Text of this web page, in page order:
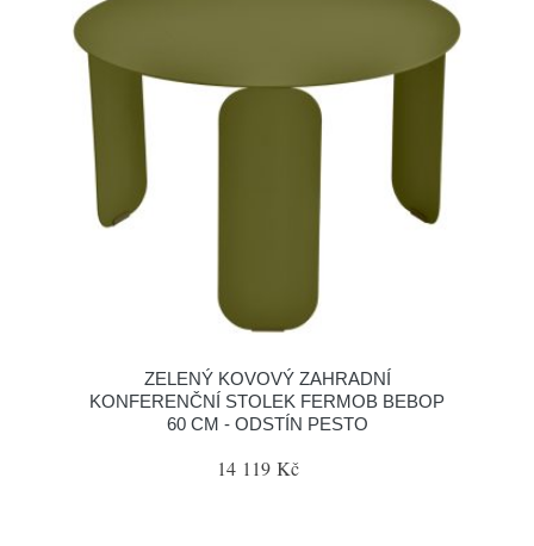
ZELENÝ KOVOVÝ ZAHRADNÍ
KONFERENČNÍ STOLEK FERMOB BEBOP
60 CM - ODSTÍN PESTO
14 119 Kč